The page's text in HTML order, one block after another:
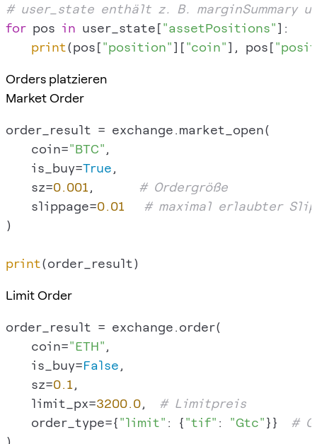
# user_state enthält z. B. marginSummary
for pos in user_state["assetPositions"]:
print(pos["position"]["coin"], pos[
Orders platzieren
Market Order
order_result = exchange.market_open(
    coin=
"BTC",
    is_buy=
True,
    sz=
0.001, # Ordergröße
    slippage=
0.01
# maximal erlaubter
)
print
Limit Order
order_result = exchange.order(
    coin=
"ETH",
    is_buy=
False,
    sz=
0.1,
    limit_px=
3200.0, # Limitpreis
    order_type={
"limit" : {"tif" : "Gtc"}} #